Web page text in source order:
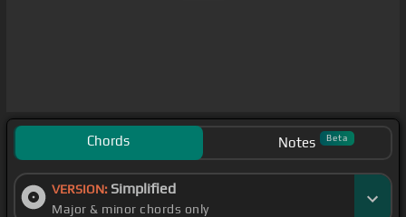
Chords Notes Beta
VERSION: Simplified
Major & minor chords only